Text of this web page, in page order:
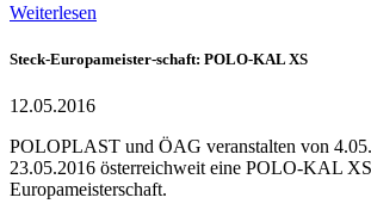
Weiterlesen
Steck-Europameister-schaft: POLO-KAL XS
12.05.2016
POLOPLAST und ÖAG veranstalten von
23.05.2016 österreichweit eine POLO-KAL
Europameisterschaft.